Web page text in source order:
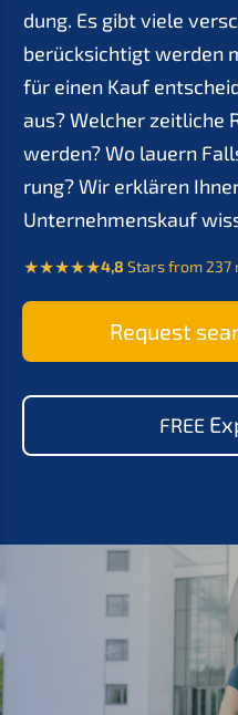
dung. Es gibt viele
berück­sich­tigt werden
für einen Kauf
aus? Welcher zeitli­che
werden? Wo lauern
rung? Wir erklä­ren
Unter­nehmens­kauf
4,8 Stars from 237
Request
FREE